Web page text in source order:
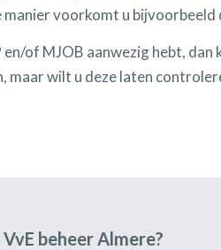
manier voorkomt u
en/of MJOB aanwezig hebt,
maar wilt u deze laten
beheer Almere?